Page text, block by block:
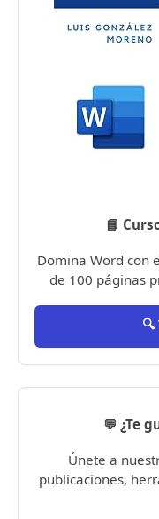
📘
Domina Word con
de 100 páginas
💬 ¿Te
Únete a
publicaciones,